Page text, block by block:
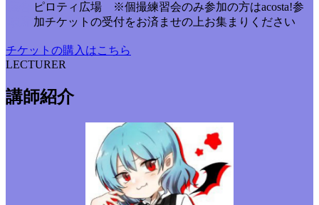
ピロティ広場 ※個撮練習会のみ参加の方はacosta!参
加チケットの受付をお済ませの上お集まりください
チケットの購入はこちら
LECTURER
講師紹介